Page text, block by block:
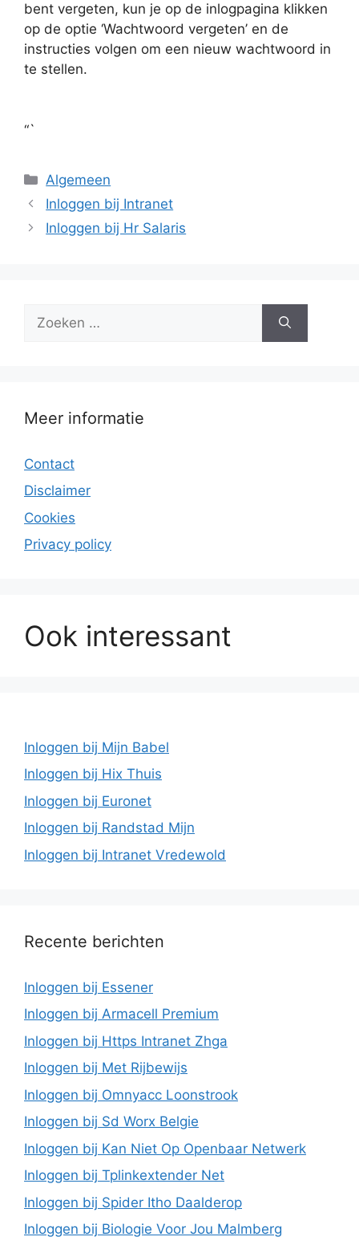
bent vergeten, kun je op de inlogpagina klikken
op de optie ‘Wachtwoord vergeten’ en de
instructies volgen om een nieuw wachtwoord in
te stellen.
“`
Categorieën
Algemeen
Inloggen bij Intranet
Inloggen bij Hr Salaris
naar:
Meer informatie
Contact
Disclaimer
Cookies
Privacy policy
Ook interessant
Inloggen bij Mijn Babel
Inloggen bij Hix Thuis
Inloggen bij Euronet
Inloggen bij Randstad Mijn
Inloggen bij Intranet Vredewold
Recente berichten
Inloggen bij Essener
Inloggen bij Armacell Premium
Inloggen bij Https Intranet Zhga
Inloggen bij Met Rijbewijs
Inloggen bij Omnyacc Loonstrook
Inloggen bij Sd Worx Belgie
Inloggen bij Kan Niet Op Openbaar Netwerk
Inloggen bij Tplinkextender Net
Inloggen bij Spider Itho Daalderop
Inloggen bij Biologie Voor Jou Malmberg